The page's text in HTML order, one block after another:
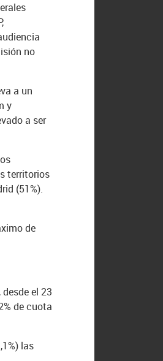
no
a un
y
a ser
territorios
(51%).
de
el 23
de cuota
las